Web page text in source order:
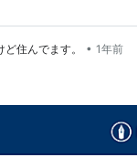
住んでます。 • 1年前